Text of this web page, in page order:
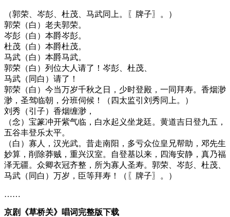
（郭荣、岑彭、杜茂、马武同上。〖牌子〗。）
郭荣（白）老夫郭荣。
岑彭（白）本爵岑彭。
杜茂（白）本爵杜茂。
马武（白）本爵马武。
郭荣（白）列位大人请了！岑彭、杜茂、
马武（同白）请了！
郭荣（白）今当万岁千秋之日，少时登殿，一同拜寿。香烟渺
渺，圣驾临朝，分班伺候！（四太监引刘秀同上。）
刘秀（引子）香烟缠渺，
（念）宝篆冲开紫气临，白水起义坐龙廷。黄道吉日登九五，
五谷丰登乐太平。
（白）寡人，汉光武。昔走南阳，多亏众位皇兄帮助，邓先生
妙算，削除莽贼，重兴汉室。自登基以来，四海安静，真乃福
泽无疆。众卿衣冠齐整，所为寡人圣寿。郭荣、岑彭、杜茂、
马武（同白）万岁，臣等拜寿！（〖牌子〗。）
……
京剧《草桥关》唱词完整版下载